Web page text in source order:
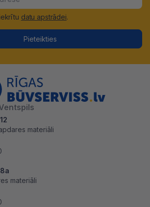
datu apstrādei.
Pieteikties
materiāli
materiāli